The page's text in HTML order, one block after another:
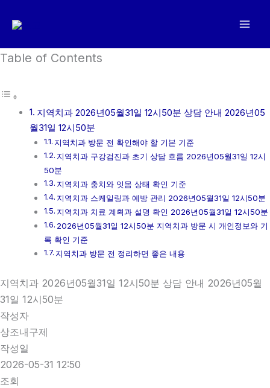
로
너
Table of Contents
지역치과 2026년05월31일 12시50분 상담 안내 2026년05
월31일 12시50분
지역치과 방문 전 확인해야 할 기본 기준
지역치과 구강검진과 초기 상담 흐름 2026년05월31일 12시
50분
지역치과 충치와 잇몸 상태 확인 기준
지역치과 스케일링과 예방 관리 2026년05월31일 12시50분
지역치과 치료 계획과 설명 확인 2026년05월31일 12시50분
2026년05월31일 12시50분 지역치과 방문 시 개인정보와 기
록 확인 기준
지역치과 방문 전 정리하면 좋은 내용
지역치과 2026년05월31일 12시50분 상담 안내 2026년05월
31일 12시50분
작성자
상조내구제
작성일
2026-05-31 12:50
조회